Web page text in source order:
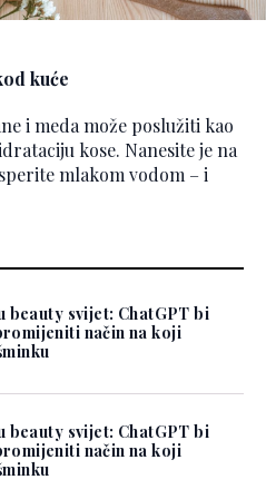
kuće
i meda može poslužiti kao
kose. Nanesite je na
mlakom vodom – i
beauty svijet: ChatGPT bi
način na koji
beauty svijet: ChatGPT bi
način na koji